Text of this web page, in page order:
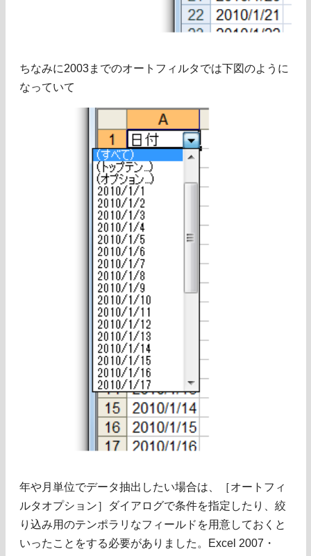
ちなみに2003までのオートフィルタでは下図のように
なっていて
年や月単位でデータ抽出したい場合は、［オートフィ
ルタオプション］ダイアログで条件を指定したり、絞
り込み用のテンポラリなフィールドを用意しておくと
いったことをする必要がありました。Excel 2007・